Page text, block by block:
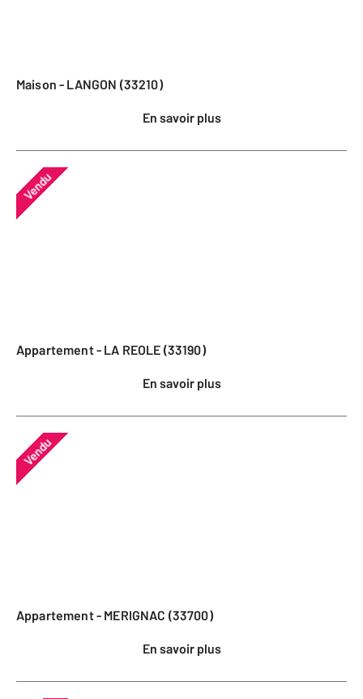
Maison - LANGON (33210)
En savoir plus
Vendu
Appartement - LA REOLE (33190)
En savoir plus
Vendu
Appartement - MERIGNAC (33700)
En savoir plus